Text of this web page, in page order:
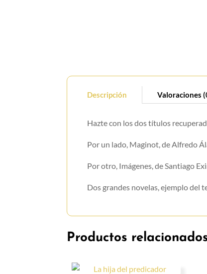
Descripción Valoraciones
Hazte con los dos títulos
Por un lado, Maginot, de Alfredo
Por otro, Imágenes, de Santiago
Dos grandes novelas, ejemplo del
Productos